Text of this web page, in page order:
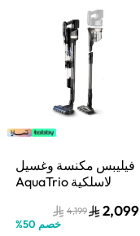
فيليبس مكنسة وغسيل
لاسلكية AquaTrio
شفط وغسيل | تنظيف
2,099
4,199
خصم 50
%